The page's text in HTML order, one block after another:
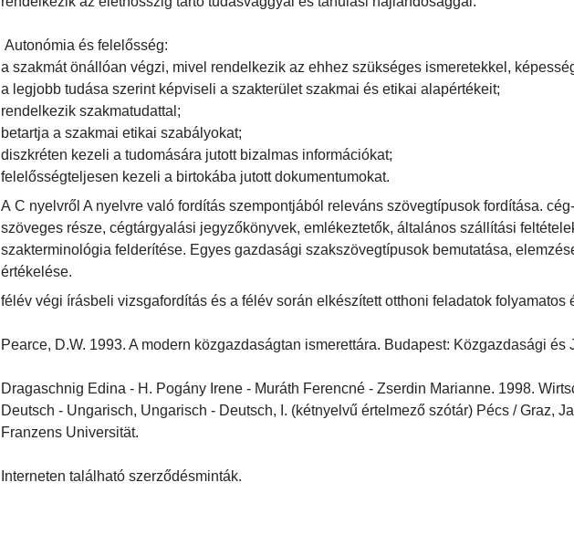
a szakmát önállóan végzi, mivel rendelkezik az ehhez szükséges ismeretekkel,
a legjobb tudása szerint képviseli a szakterület szakmai és etikai alapértékeit;
rendelkezik szakmatudattal;
betartja a szakmai etikai szabályokat;
diszkréten kezeli a tudomására jutott bizalmas információkat;
felelősségteljesen kezeli a birtokába jutott dokumentumokat.
A C nyelvről A nyelvre való fordítás szempontjából releváns szövegtípusok fordítása.
szöveges része, cégtárgyalási jegyzőkönyvek, emlékeztetők, általános szállítási
szakterminológia felderítése. Egyes gazdasági szakszövegtípusok bemutatása,
értékelése.
félév végi írásbeli vizsgafordítás és a félév során elkészített otthoni feladatok folyamatos
Pearce, D.W. 1993. A modern közgazdaságtan ismerettára. Budapest: Közgazdasági és
Dragaschnig Edina - H. Pogány Irene - Muráth Ferencné - Zserdin Marianne. 1998.
Deutsch - Ungarisch, Ungarisch - Deutsch, I. (kétnyelvű értelmező szótár) Pécs / Graz,
Franzens Universität.
Interneten található szerződésminták.